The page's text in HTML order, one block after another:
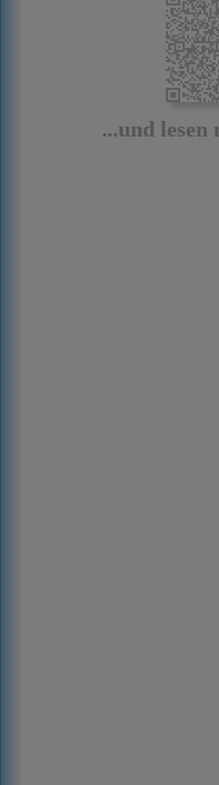
...und